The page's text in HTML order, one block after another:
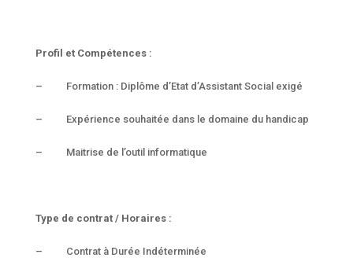
Profil et Compétences :
– Formation : Diplôme d’Etat d’Assistant Social exigé
– Expérience souhaitée dans le domaine du handicap
– Maitrise de l’outil informatique
Type de contrat / Horaires :
– Contrat à Durée Indéterminée